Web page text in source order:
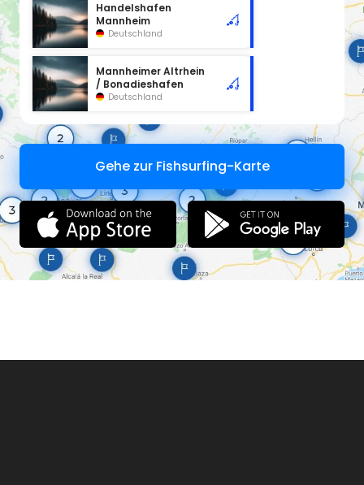
Handelshafen
Mannheim
Deutschland
Mannheimer Altrhein
/ Bonadieshafen
Deutschland
Gehe zur Fishsurfing-Karte